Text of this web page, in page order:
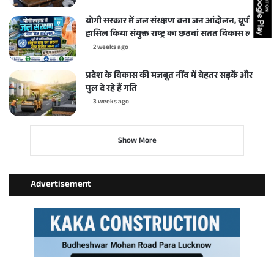
योगी सरकार में जल संरक्षण बना जन आंदोलन, यूपी ने
हासिल किया संयुक्त राष्ट्र का छठवां सतत विकास लक्ष्य
2 weeks ago
प्रदेश के विकास की मजबूत नींव में बेहतर सड़कें और
पुल दे रहे हैं गति
3 weeks ago
Show More
Advertisement